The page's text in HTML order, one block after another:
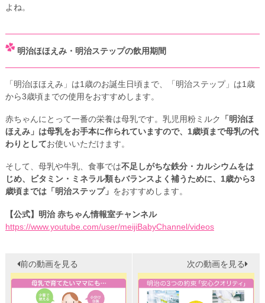
よね。
明治ほほえみ・明治ステップの飲用期間
「明治ほほえみ」は1歳のお誕生日頃まで、「明治ステップ」は1歳
から3歳頃までの使用をおすすめします。
赤ちゃんにとって一番の栄養は母乳です。乳児用粉ミルク
「明治ほ
ほえみ」は母乳をお手本に作られていますので、1歳頃まで母乳の代
わりとしてお使いいただけます。
そして、母乳や牛乳、食事では不足しがちな鉄分・カルシウムをは
じめ、ビタミン・ミネラル類もバランスよく補うために、1歳から3
歳頃までは「明治ステップ」 をおすすめします。
【公式】明治 赤ちゃん情報室チャンネル
https://www.youtube.com/user/meijiBabyChannel/videos
前の動画を見る 次の動画を見る